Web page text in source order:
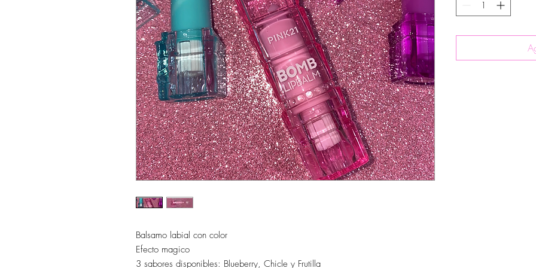
Balsamo labial con color
Efecto magico
3 sabores disponibles: Blueberry, Chicle y Frutilla